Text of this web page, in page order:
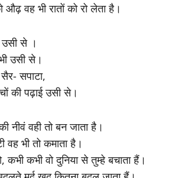
वह भी रातों को रो लेता है।
उसी से ।
उसी से।
सैर- सपाटा,
की पढ़ाई उसी से।
नीवं वही तो बन जाता है।
वह भी तो कमाता है।
कभी वो दुनिया से तुम्हे बचाता हैं।